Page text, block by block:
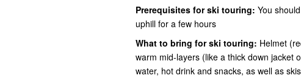
Prerequisites for ski touring: You
uphill for a few hours
What to bring for ski touring: Helmet
warm mid-layers (like a thick down jacket
water, hot drink and snacks, as well as